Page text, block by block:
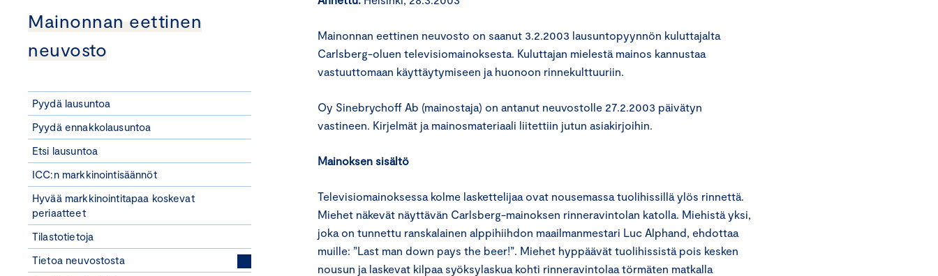
Mainonnan eettinen
neuvosto
Pyydä lausuntoa
Pyydä ennakkolausuntoa
Etsi lausuntoa
ICC:n markkinointisäännöt
Hyvää markkinointitapaa koskevat
periaatteet
Tilastotietoja
Tietoa neuvostosta
Mainonnan eettinen neuvosto on saanut 3.2.2003 lausuntopyynnön kuluttajalta
Carlsberg-oluen televisiomainoksesta. Kuluttajan mielestä mainos kannustaa
vastuuttomaan käyttäytymiseen ja huonoon rinnekulttuuriin.
Oy Sinebrychoff Ab (mainostaja) on antanut neuvostolle 27.2.2003 päivätyn
vastineen. Kirjelmät ja mainosmateriaali liitettiin jutun asiakirjoihin.
Mainoksen sisältö
Televisiomainoksessa kolme laskettelijaa ovat nousemassa tuolihissillä ylös rinnettä.
Miehet näkevät näyttävän Carlsberg-mainoksen rinneravintolan katolla. Miehistä yksi,
joka on tunnettu ranskalainen alppihiihdon maailmanmestari Luc Alphand, ehdottaa
muille: ”Last man down pays the beer!”. Miehet hyppäävät tuolihissistä pois kesken
nousun ja laskevat kilpaa syöksylaskua kohti rinneravintolaa törmäten matkalla